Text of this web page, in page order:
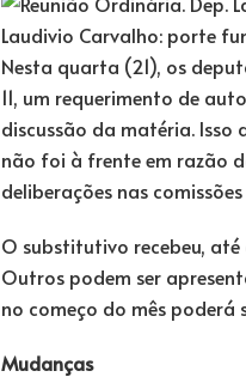
Laudivio Carvalho: porte
Nesta quarta (21), os
11, um requerimento de
discussão da matéria.
não foi à frente em razão
deliberações nas
O substitutivo recebeu,
Outros podem ser
no começo do mês poderá
Mudanças